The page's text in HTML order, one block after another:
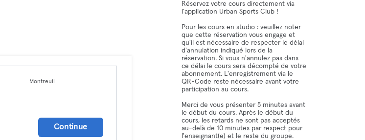
Montreuil
Continue
Réservez votre cours directement via
l'application Urban Sports Club !
Pour les cours en studio : veuillez noter
que cette réservation vous engage et
qu'il est nécessaire de respecter le délai
d'annulation indiqué lors de la
réservation. Si vous n'annulez pas dans
ce délai le cours sera décompté de votre
abonnement. L'enregistrement via le
QR-Code reste nécessaire avant votre
participation au cours.
Merci de vous présenter 5 minutes avant
le début du cours. Après le début du
cours, les retards ne sont pas acceptés
au-delà de 10 minutes par respect pour
l'enseignant(e) et le reste du groupe.